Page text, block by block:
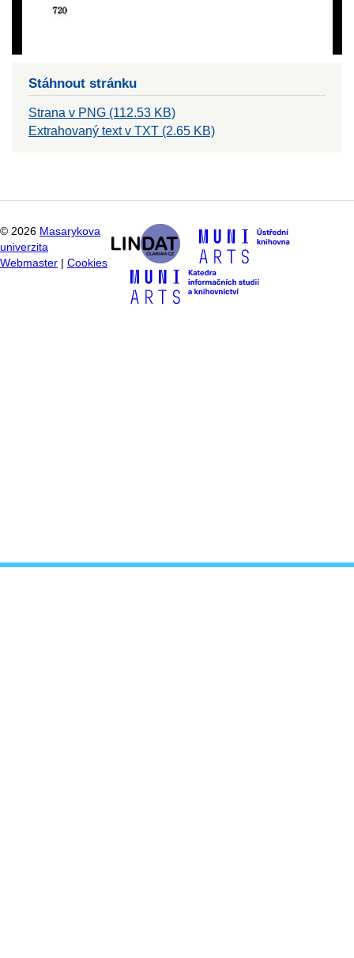
Stáhnout stránku
Strana v PNG (112.53 KB)
Extrahovaný text v TXT (2.65 KB)
© 2026 Masarykova
univerzita
Webmaster
Cookies